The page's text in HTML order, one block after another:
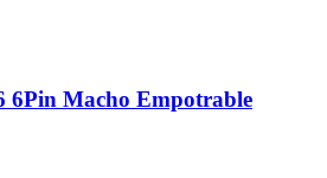
6Pin Macho Empotrable